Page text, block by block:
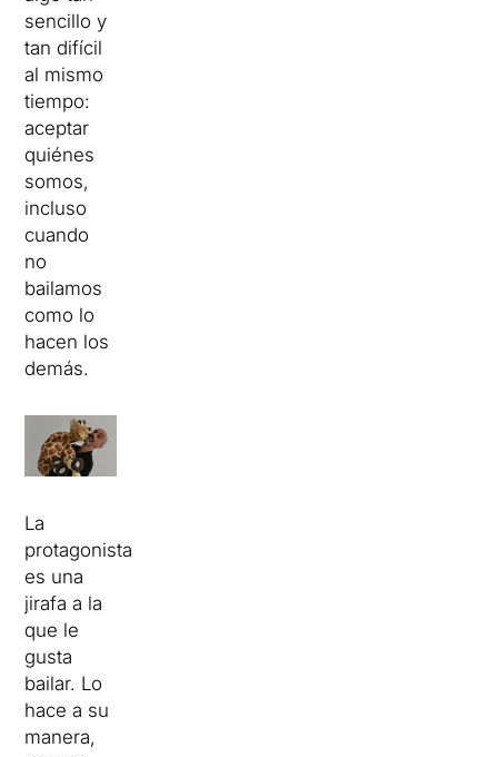
sencillo y
tan difícil
al mismo
tiempo:
aceptar
quiénes
somos,
incluso
cuando
no
bailamos
como lo
hacen los
demás.
La
protagonista
es una
jirafa a la
que le
gusta
bailar. Lo
hace a su
manera,